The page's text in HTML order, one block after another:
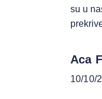
su u
Aca
10/10/